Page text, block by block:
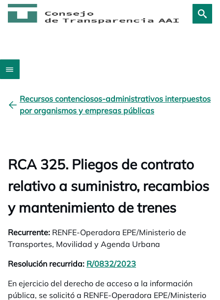
Recursos contenciosos-administrativos interpuestos
por organismos y empresas públicas
RCA 325. Pliegos de contrato
relativo a suministro, recambios
y mantenimiento de trenes
Recurrente: RENFE-Operadora EPE/Ministerio de
Transportes, Movilidad y Agenda Urbana
Resolución recurrida: R/0832/2023
En ejercicio del derecho de acceso a la información
pública, se solicitó a RENFE-Operadora EPE/Ministerio